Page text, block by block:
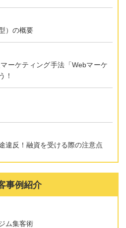
）の概要
ーケティング手法「Webマーケ
！
違反！融資を受ける際の注意点
事例紹介
ム集客術